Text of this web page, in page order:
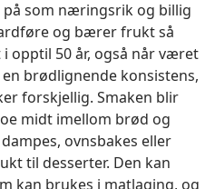
som næringsrik og billig
og bærer frukt så
opptil 50 år, også når været
brødlignende konsistens,
forskjellig. Smaken blir
midt imellom brød og
ovnsbakes eller
til desserter. Den kan
kan brukes i matlaging, og